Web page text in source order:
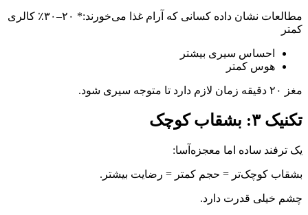
مطالعات نشان داده کسانی که آرام غذا می‌خورند:* ۲۰–۳۰٪ کالری
کمتر
احساس سیری بیشتر
هوس کمتر
مغز ۲۰ دقیقه زمان لازم دارد تا متوجه سیری شود.
تکنیک ۳: بشقاب کوچک
یک ترفند ساده اما معجزه‌آسا:
بشقاب کوچک‌تر = حجم کمتر = رضایت بیشتر.
چشم خیلی قدرت دارد.